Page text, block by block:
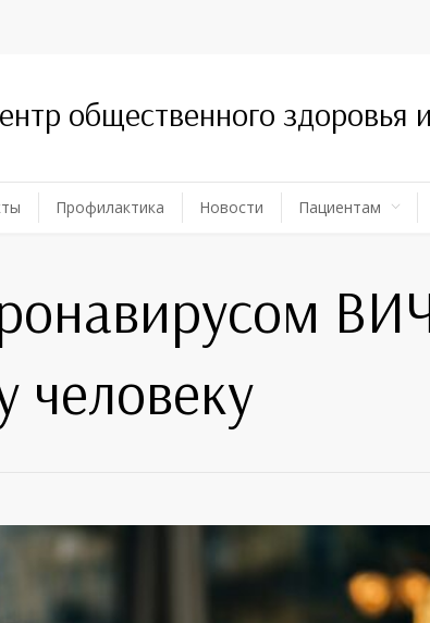
общественного
Профилактика Новости Пациентам